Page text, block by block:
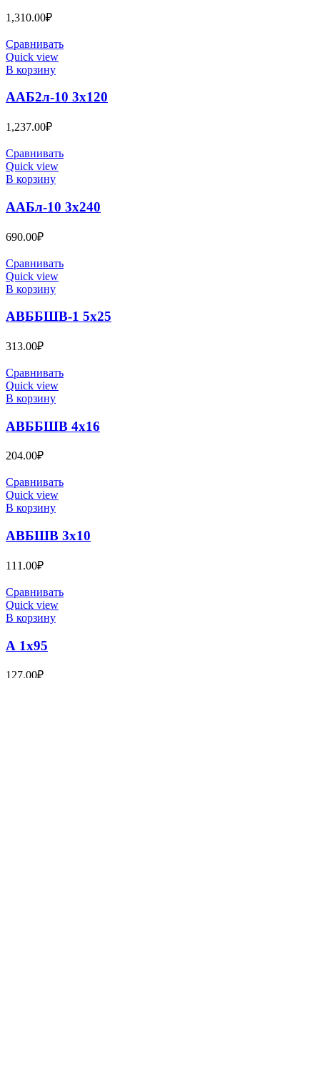
1,310.00₽
Сравнивать
Quick view
В корзину
ААБ2л-10 3х120
1,237.00₽
Сравнивать
Quick view
В корзину
ААБл-10 3х240
690.00₽
Сравнивать
Quick view
В корзину
АВББШВ-1 5х25
313.00₽
Сравнивать
Quick view
В корзину
АВББШВ 4х16
204.00₽
Сравнивать
Quick view
В корзину
АВБШВ 3х10
111.00₽
Сравнивать
Quick view
В корзину
А 1х95
127.00₽